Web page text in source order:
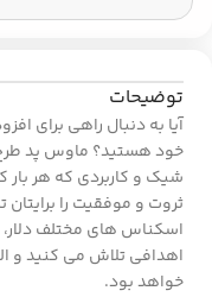
توضیحات
آیا به دنبال راهی برای
خود هستید؟ ماوس پد
شیک و کاربردی که هر
ثروت و موفقیت را
اسکناس های مختلف دلار،
اهدافی تلاش می کنید و
خواهد بود.